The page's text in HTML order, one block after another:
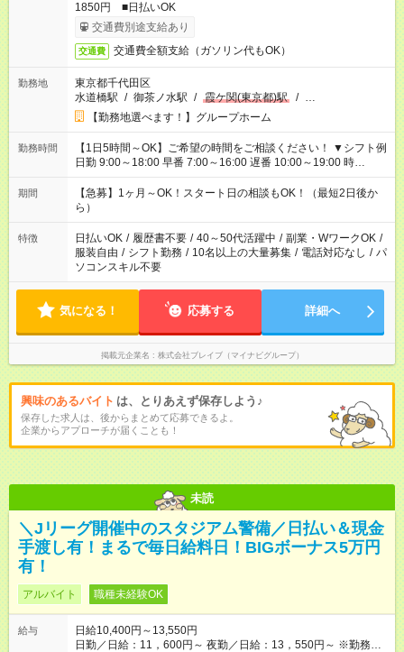
1850円 ■日払いOK
交通費別途支給あり
交通費 交通費全額支給（ガソリン代もOK）
勤務地
東京都千代田区
水道橋駅 / 御茶ノ水駅 / 霞ケ関(東京都)駅 / …
【勤務地選べます！】グループホーム
勤務時間
【1日5時間～OK】ご希望の時間をご相談ください！ ▼シフト例
日勤 9:00～18:00 早番 7:00～16:00 遅番 10:00～19:00 時
短 10:00～15:00 上記はあくまで一例です。 「夕方までには帰宅
しておきたい」 「朝はゆっくりのスタートがいい」 「お昼の時
間を有効に使いたい」 など、ご希望があれば教えてください
ね。
期間
【急募】1ヶ月～OK！スタート日の相談もOK！（最短2日後か
ら）
特徴 日払いOK / 履歴書不要 / 40～50代活躍中 / 副業・WワークOK /
服装自由 / シフト勤務 / 10名以上の大量募集 / 電話対応なし / パ
ソコンスキル不要
気になる！ 応募する 詳細へ
掲載元企業名 株式会社ブレイブ（マイナビグループ）
興味のあるバイト は、とりあえず保存しよう♪
保存した求人は、後からまとめて応募できるよ。
企業からアプローチが届くことも！
未読
＼Jリーグ開催中のスタジアム警備／日払い＆現金
手渡し有！まるで毎日給料日！BIGボーナス5万円
有！
アルバイト 職種未経験OK
給与
日給10,400円～13,550円
日勤／日給：11，600円～ 夜勤／日給：13，550円～ ※勤務数